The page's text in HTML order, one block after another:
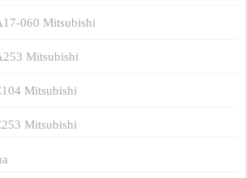
060 Mitsubishi
Mitsubishi
Mitsubishi
Mitsubishi